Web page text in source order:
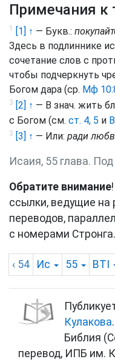
Примечания к
1 [1] ↑ — Букв.:
Здесь в подлиннике
сочетание слов с
чтобы подчеркнуть
Богом дара (ср. Мф
3 [2] ↑ — В знач. жить
с Богом (см. ст. 4, 5 и
3 [3] ↑ — Или: ради
Исаия, 55 глава.
Обратите внимание
ссылки, ведущие на
переводов,
с номерами
‹ 54 Ис 55 BTI
Кулакова.
Библия
перевод, ИПБ им.